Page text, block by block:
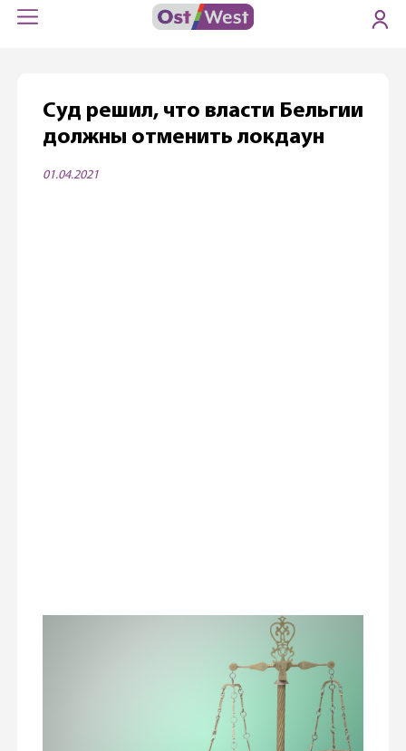
Суд решил, что власти Бельгии
должны отменить локдаун
01.04.2021